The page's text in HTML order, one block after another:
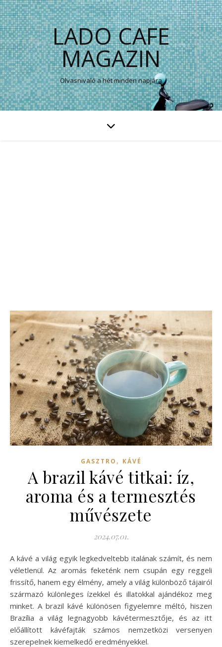
LADO CAFE
MAGAZIN
Olvasnivaló a hét minden napjára
GASZTRO , KÁVÉ
A brazil kávé titkai: íz,
aroma és a termesztés
művészete
2024.07.01.
A kávé a világ egyik legkedveltebb italának számít, és nem
véletlenül. Az aromás feketénk nem csupán egy reggeli
frissítő, hanem egy élmény, amely a világ különböző tájairól
származó különleges ízekkel és illatokkal ajándékoz meg
minket. A brazil kávé különösen figyelemre méltó, hiszen
Brazília a világ legnagyobb kávétermesztője, és az itt
előállított kávéfajták számos nemzetközi versenyen
szerepelnek kiemelkedő eredményekkel.